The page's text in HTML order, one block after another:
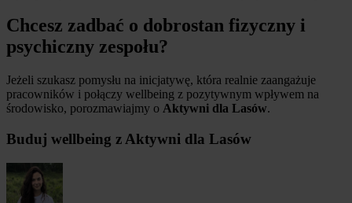
Chcesz zadbać o dobrostan fizyczny i
psychiczny zespołu?
Jeżeli szukasz pomysłu na inicjatywę, która realnie zaangażuje
pracowników i połączy wellbeing z pozytywnym wpływem na
środowisko, porozmawiajmy o Aktywni dla Lasów.
Buduj wellbeing z Aktywni dla Lasów